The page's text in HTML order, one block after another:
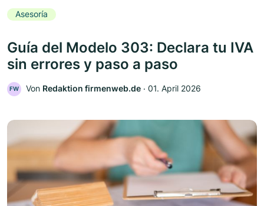
Asesoría
Guía del Modelo 303: Declara tu IVA
sin errores y paso a paso
FW Von Redaktion firmenweb.de ‧ 01. April 2026